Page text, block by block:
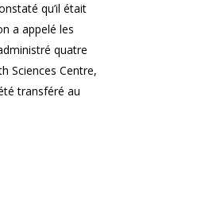
qu’il était
a appelé les
quatre
Sciences Centre,
transféré au